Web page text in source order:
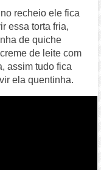
recheio ele fica
essa torta fria,
de quiche
de leite com
assim tudo fica
ela quentinha.